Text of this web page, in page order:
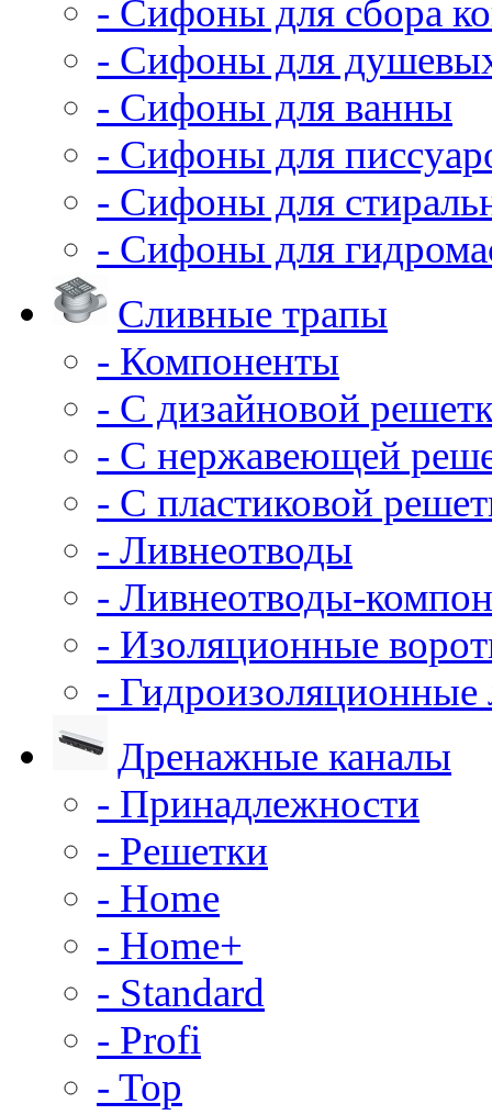
- Сифоны для сбора
- Сифоны для
- Сифоны для ванны
- Сифоны для
- Сифоны для
- Сифоны для
Сливные трапы
- Компоненты
- С дизайновой
- С нержавеющей
- С пластиковой
- Ливнеотводы
- Ливнеотводы-
- Изоляционные
- Гидроизоляционные
Дренажные каналы
- Принадлежности
- Решетки
- Home
- Home+
- Standard
- Profi
- Top